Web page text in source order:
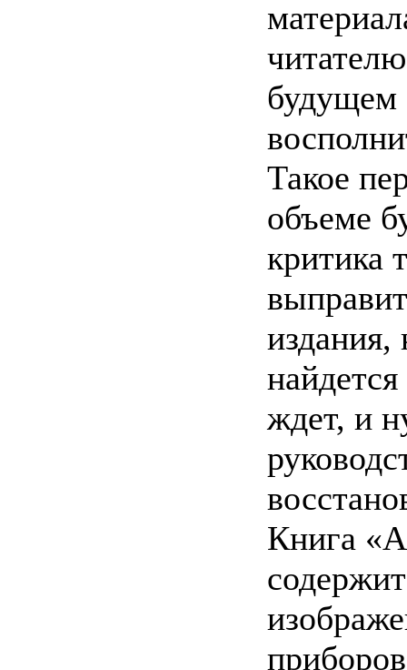
будущем
Такое
объеме
критика
издания,
ждет, и
Книга